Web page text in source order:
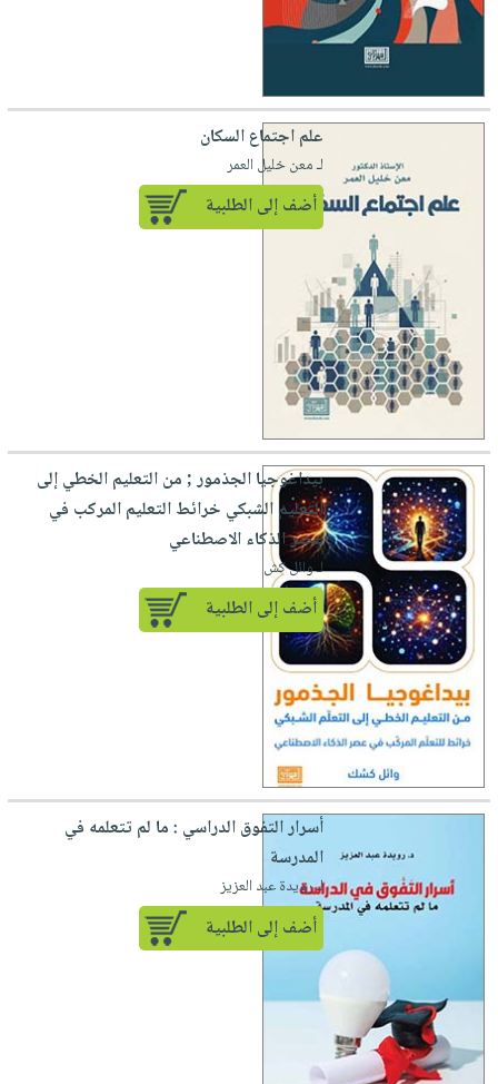
علم اجتماع السكان
لـ معن خليل العمر
أضف إلى الطلبية
بيداغوجيا الجذمور ; من التعليم الخطي إلى
التعليم الشبكي خرائط التعليم المركب في
عصر الذكاء الاصطناعي
لـ وائل كش
أضف إلى الطلبية
أسرار التفوق الدراسي : ما لم تتعلمه في
المدرسة
لـ رويدة عبد العزيز
أضف إلى الطلبية